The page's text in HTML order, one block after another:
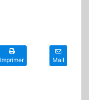
Imprimer Mail